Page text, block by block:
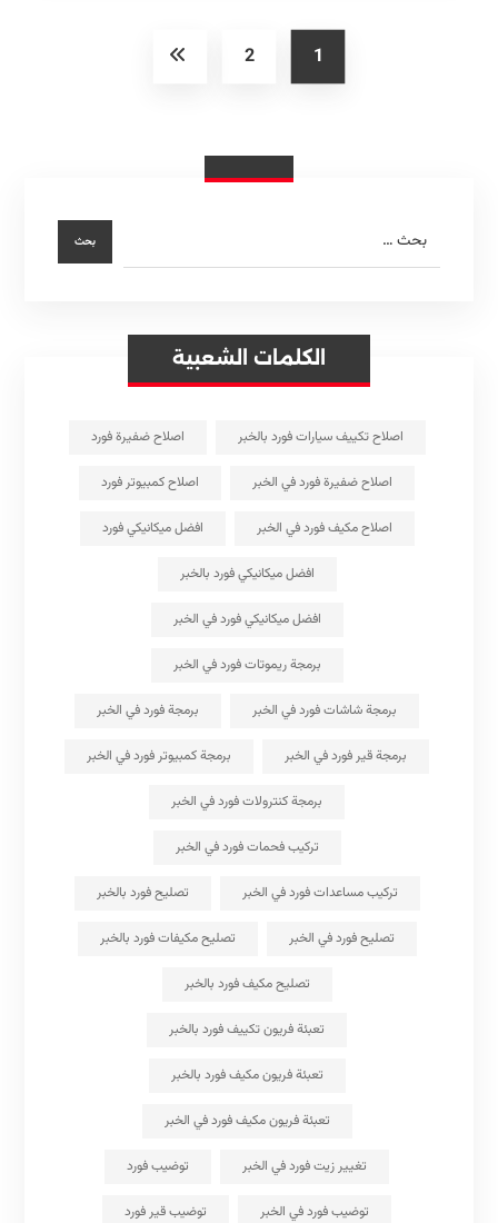
1
2
الكلمات الشعبية
اصلاح تكييف سيارات فورد بالخبر اصلاح ضفيرة فورد
اصلاح ضفيرة فورد في الخبر اصلاح كمبيوتر فورد
اصلاح مكيف فورد في الخبر افضل ميكانيكي فورد
افضل ميكانيكي فورد بالخبر
افضل ميكانيكي فورد في الخبر
برمجة ريموتات فورد في الخبر
برمجة شاشات فورد في الخبر برمجة فورد في الخبر
برمجة قير فورد في الخبر برمجة كمبيوتر فورد في الخبر
برمجة كنترولات فورد في الخبر
تركيب فحمات فورد في الخبر
تركيب مساعدات فورد في الخبر تصليح فورد بالخبر
تصليح فورد في الخبر تصليح مكيفات فورد بالخبر
تصليح مكيف فورد بالخبر
تعبئة فريون تكييف فورد بالخبر
تعبئة فريون مكيف فورد بالخبر
تعبئة فريون مكيف فورد في الخبر
تغيير زيت فورد في الخبر توضيب فورد
توضيب فورد في الخبر توضيب قير فورد